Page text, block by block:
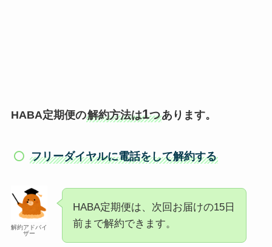
HABA定期便の解約方法は1つあります。
フリーダイヤルに電話をして解約する
解約アドバイ
ザー
HABA定期便は、次回お届けの15日
前まで解約できます。